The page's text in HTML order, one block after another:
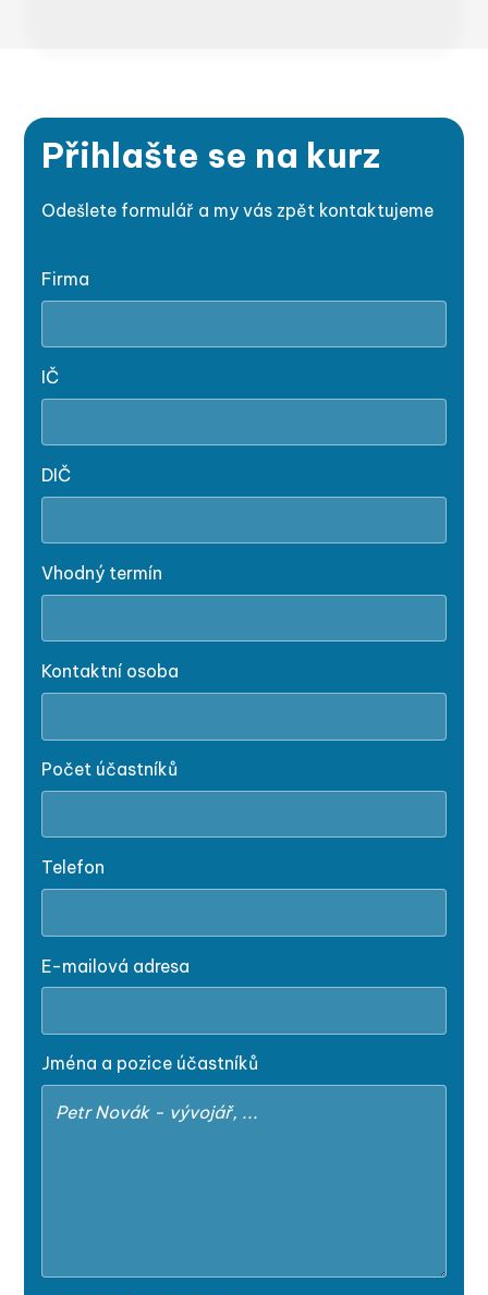
Přihlašte se na kurz
Odešlete formulář a my vás zpět kontaktujeme
Firma
IČ
DIČ
Vhodný termín
Kontaktní osoba
Počet účastníků
Telefon
E-mailová adresa
Jména a pozice účastníků